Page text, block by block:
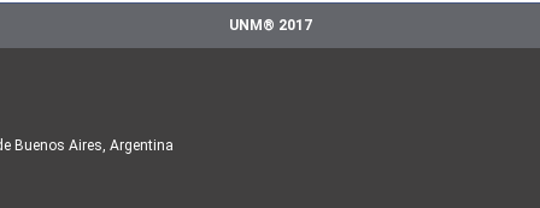
UNM® 2017
Buenos Aires, Argentina